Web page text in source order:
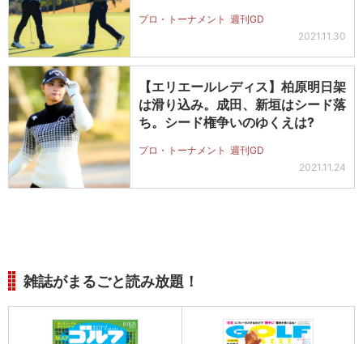
プロ・トーナメント 週刊GD
2021.11.30
【エリエールレディス】柏原明日架
は滑り込み。成田、新垣はシード落
ち。シード権争いのゆくえは?
プロ・トーナメント 週刊GD
2021.11.24
雑誌がまるごと読み放題！